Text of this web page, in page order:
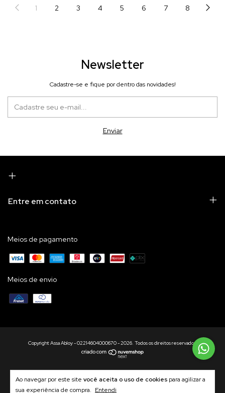
Ao navegar por este site você aceita o uso de cookies para agilizar a
sua experiência de compra. Entendi
1 2 3 4 5 6 7 8
Newsletter
Cadastre-se e fique por dentro das novidades!
Entre em contato
Meios de pagamento
Meios de envio
Copyright Assa Abloy - 02214604000670 - 2026. Todos os direitos reservados.